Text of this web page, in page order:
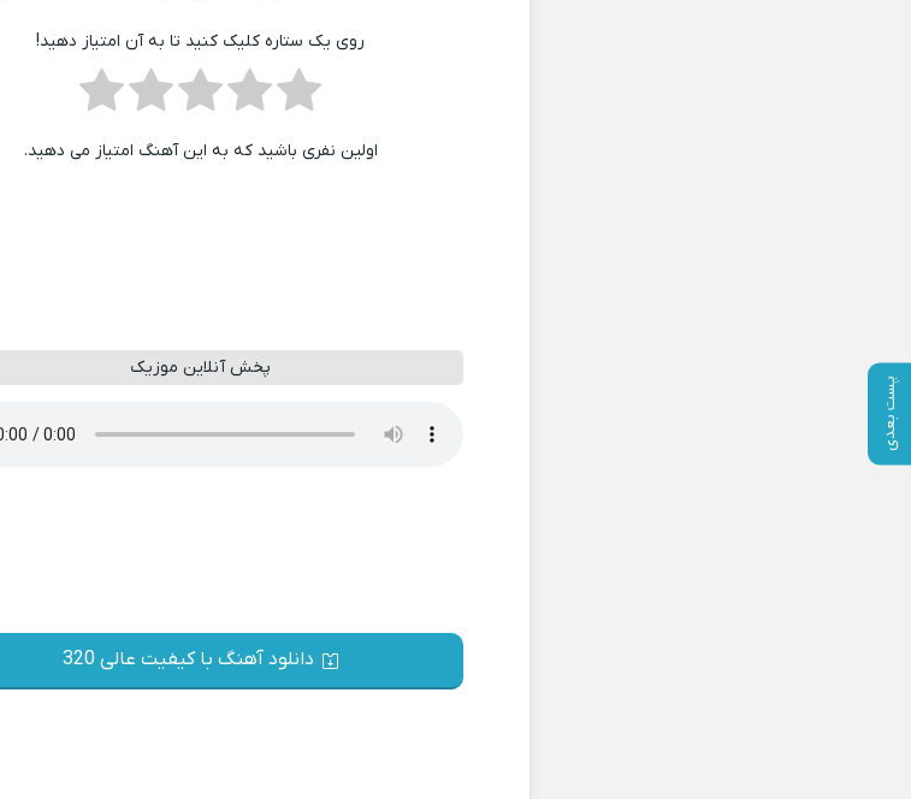
پست بعدی
روی یک ستاره کلیک کنید تا به آن امتیاز دهید!
اولین نفری باشید که به این آهنگ امتیاز می دهید.
پخش آنلاین موزیک
دانلود آهنگ با کیفیت عالی 320